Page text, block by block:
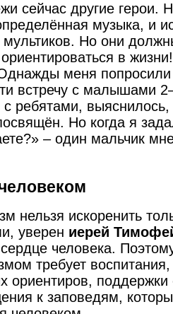
сейчас другие герои.
музыка, и
мультиков. Но они
в
меня
встречу с малышами
ребятами, выяснилось,
Но когда я
– один мальчик
нельзя искоренить
уверен иерей
человека.
требует
ориентиров, поддержки
к заповедям,